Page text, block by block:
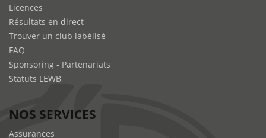
Licences
Résultats en direct
Trouver un club labélisé
FAQ
Sponsoring - Partenariats
Statuts LEWB
NOS SERVICES
Assurances